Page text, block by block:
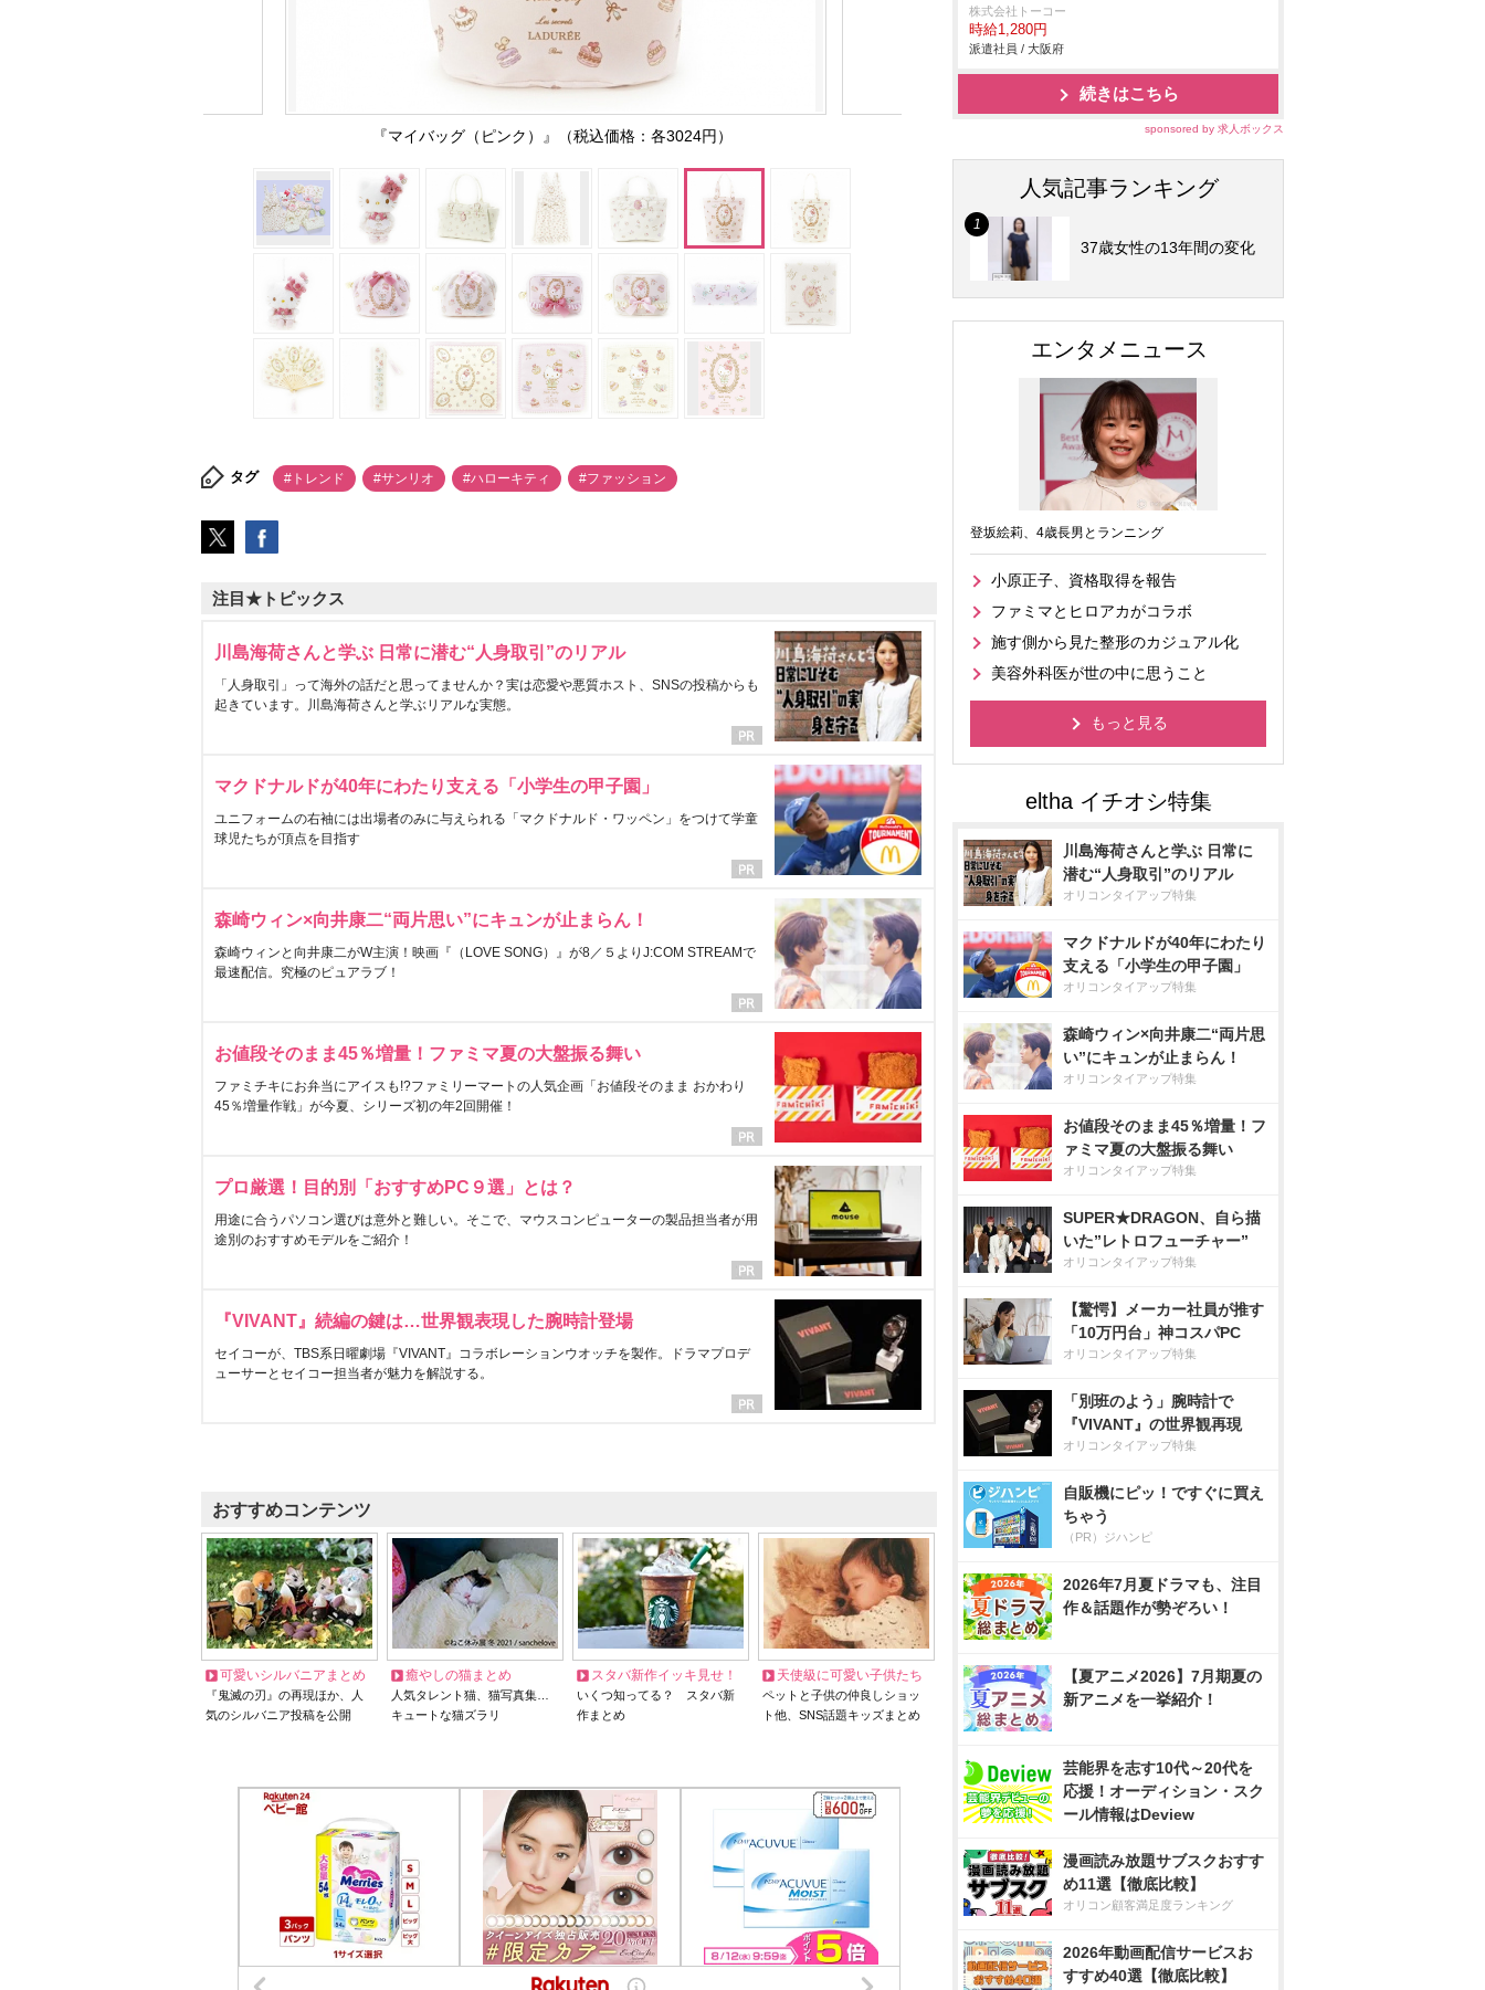
『マイバッグ（ピンク）』（税込価格：各3024円）
タグ #トレンド #サンリオ #ハローキティ #ファッション
注目★トピックス
川島海荷さんと学ぶ 日常に潜む“人身取引”のリアル
「人身取引」って海外の話だと思ってませんか？実は恋愛や悪質ホスト、SNSの投稿からも
起きています。川島海荷さんと学ぶリアルな実態。
マクドナルドが40年にわたり支える「小学生の甲子園」
ユニフォームの右袖には出場者のみに与えられる「マクドナルド・ワッペン」をつけて学童
球児たちが頂点を目指す
森崎ウィン×向井康二“両片思い”にキュンが止まらん！
森崎ウィンと向井康二がW主演！映画『（LOVE SONG）』が8／５よりJ:COM STREAMで
最速配信。究極のピュアラブ！
お値段そのまま45％増量！ファミマ夏の大盤振る舞い
ファミチキにお弁当にアイスも!?ファミリーマートの人気企画「お値段そのまま おかわり
45％増量作戦」が今夏、シリーズ初の年2回開催！
プロ厳選！目的別「おすすめPC９選」とは？
用途に合うパソコン選びは意外と難しい。そこで、マウスコンピューターの製品担当者が用
途別のおすすめモデルをご紹介！
『VIVANT』続編の鍵は…世界観表現した腕時計登場
セイコーが、TBS系日曜劇場『VIVANT』コラボレーションウオッチを製作。ドラマプロデ
ューサーとセイコー担当者が魅力を解説する。
おすすめコンテンツ
可愛いシルバニアまとめ
『鬼滅の刃』の再現ほか、人
気のシルバニア投稿を公開
癒やしの猫まとめ
人気タレント猫、猫写真集…
キュートな猫ズラリ
スタバ新作イッキ見せ！
いくつ知ってる？ スタバ新
作まとめ
天使級に可愛い子供たち
ペットと子供の仲良しショッ
ト他、SNS話題キッズまとめ
株式会社トーコー
時給1,280円
派遣社員 / 大阪府
続きはこちら
sponsored by 求人ボックス
人気記事ランキング
37歳女性の13年間の変化
エンタメニュース
登坂絵莉、4歳長男とランニング
小原正子、資格取得を報告
ファミマとヒロアカがコラボ
施す側から見た整形のカジュアル化
美容外科医が世の中に思うこと
もっと見る
川島海荷さんと学ぶ 日常に
潜む“人身取引”のリアル
オリコンタイアップ特集
マクドナルドが40年にわたり
支える「小学生の甲子園」
オリコンタイアップ特集
森崎ウィン×向井康二“両片思
い”にキュンが止まらん！
オリコンタイアップ特集
お値段そのまま45％増量！フ
ァミマ夏の大盤振る舞い
オリコンタイアップ特集
SUPER★DRAGON、自ら描
いた”レトロフューチャー”
オリコンタイアップ特集
【驚愕】メーカー社員が推す
「10万円台」神コスパPC
オリコンタイアップ特集
「別班のよう」腕時計で
『VIVANT』の世界観再現
オリコンタイアップ特集
自販機にピッ！ですぐに買え
ちゃう
（PR）ジハンピ
2026年7月夏ドラマも、注目
作＆話題作が勢ぞろい！
【夏アニメ2026】7月期夏の
新アニメを一挙紹介！
芸能界を志す10代～20代を
応援！オーディション・スク
ール情報はDeview
漫画読み放題サブスクおすす
め11選【徹底比較】
オリコン顧客満足度ランキング
2026年動画配信サービスお
すすめ40選【徹底比較】